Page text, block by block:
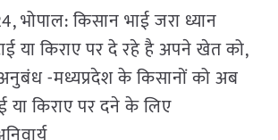
भोपाल: किसान भाई जरा ध्यान
या किराए पर दे रहे है अपने खेत को,
-मध्यप्रदेश के किसानों को अब
या किराए पर दने के लिए